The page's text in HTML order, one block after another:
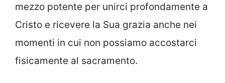
mezzo potente per unirci profondamente a
Cristo e ricevere la Sua grazia anche nei
momenti in cui non possiamo accostarci
fisicamente al sacramento.